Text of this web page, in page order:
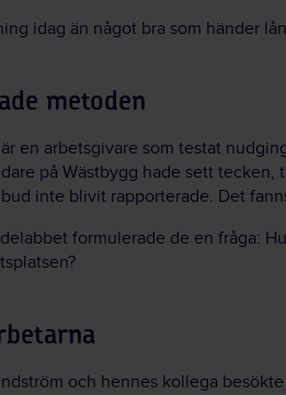
idag än något bra som händer
metoden
en arbetsgivare som testat
på Wästbygg hade sett
inte blivit rapporterade. Det
formulerade de en fråga:
och hennes kollega